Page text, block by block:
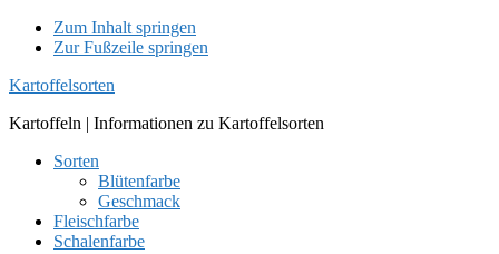
Zum Inhalt springen
Zur Fußzeile springen
Kartoffelsorten
Kartoffeln | Informationen zu Kartoffelsorten
Sorten
Blütenfarbe
Geschmack
Fleischfarbe
Schalenfarbe